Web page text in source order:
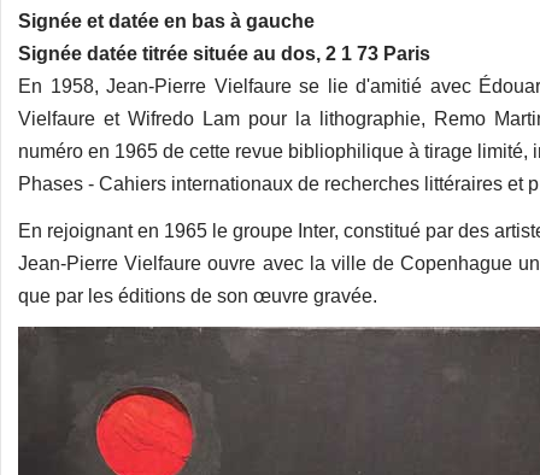
Signée et datée en bas à gauche
Signée datée titrée située au dos, 2 1 73 Paris
En 1958, Jean-Pierre Vielfaure se lie d'amitié avec
Vielfaure et Wifredo Lam pour la lithographie, Remo
numéro en 1965 de cette revue bibliophilique à tirage limité,
Phases - Cahiers internationaux de recherches littéraires et
En rejoignant en 1965 le groupe Inter, constitué par des
Jean-Pierre Vielfaure ouvre avec la ville de Copenhague
que par les éditions de son œuvre gravée.